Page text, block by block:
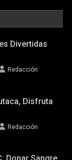
Divertidas
Redacción
Disfruta
Redacción